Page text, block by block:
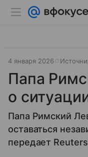
4 января 2026
Папа
о
Папа Римский
оставаться
передает